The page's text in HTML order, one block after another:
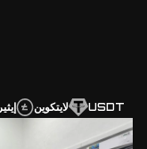
لايتكوين USDT